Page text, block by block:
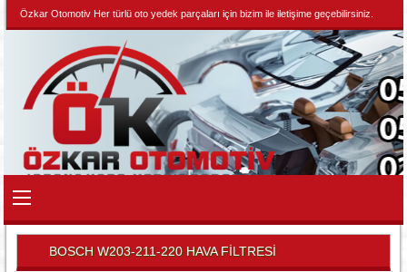
Özkar Otomotiv Her türlü oto yedek parçaları için bizim ile iletişime geçebilirsiniz.
BOSCH W203-211-220 HAVA FİLTRESİ